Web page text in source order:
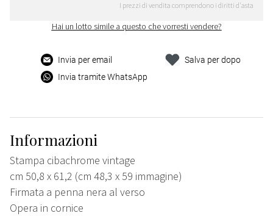
I prezzi di vendita comprendono i diritti d'asta
Hai un lotto simile a questo che vorresti vendere?
Invia per email
Invia tramite WhatsApp
Salva per dopo
Informazioni
Stampa cibachrome vintage
cm 50,8 x 61,2 (cm 48,3 x 59 immagine)
Firmata a penna nera al verso
Opera in cornice